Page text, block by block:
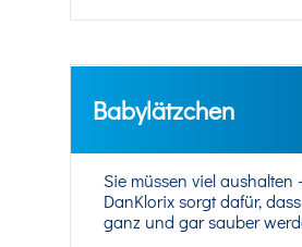
Babylätzchen
Sie müssen viel aushalten
DanKlorix sorgt dafür,
ganz und gar sauber